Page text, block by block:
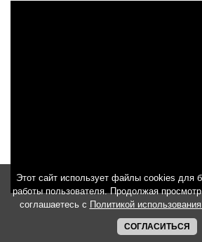
Этот сайт использует файлы cookies для
работы пользователя. Продолжая
соглашаетесь с Политикой
СОГЛАСИТЬСЯ